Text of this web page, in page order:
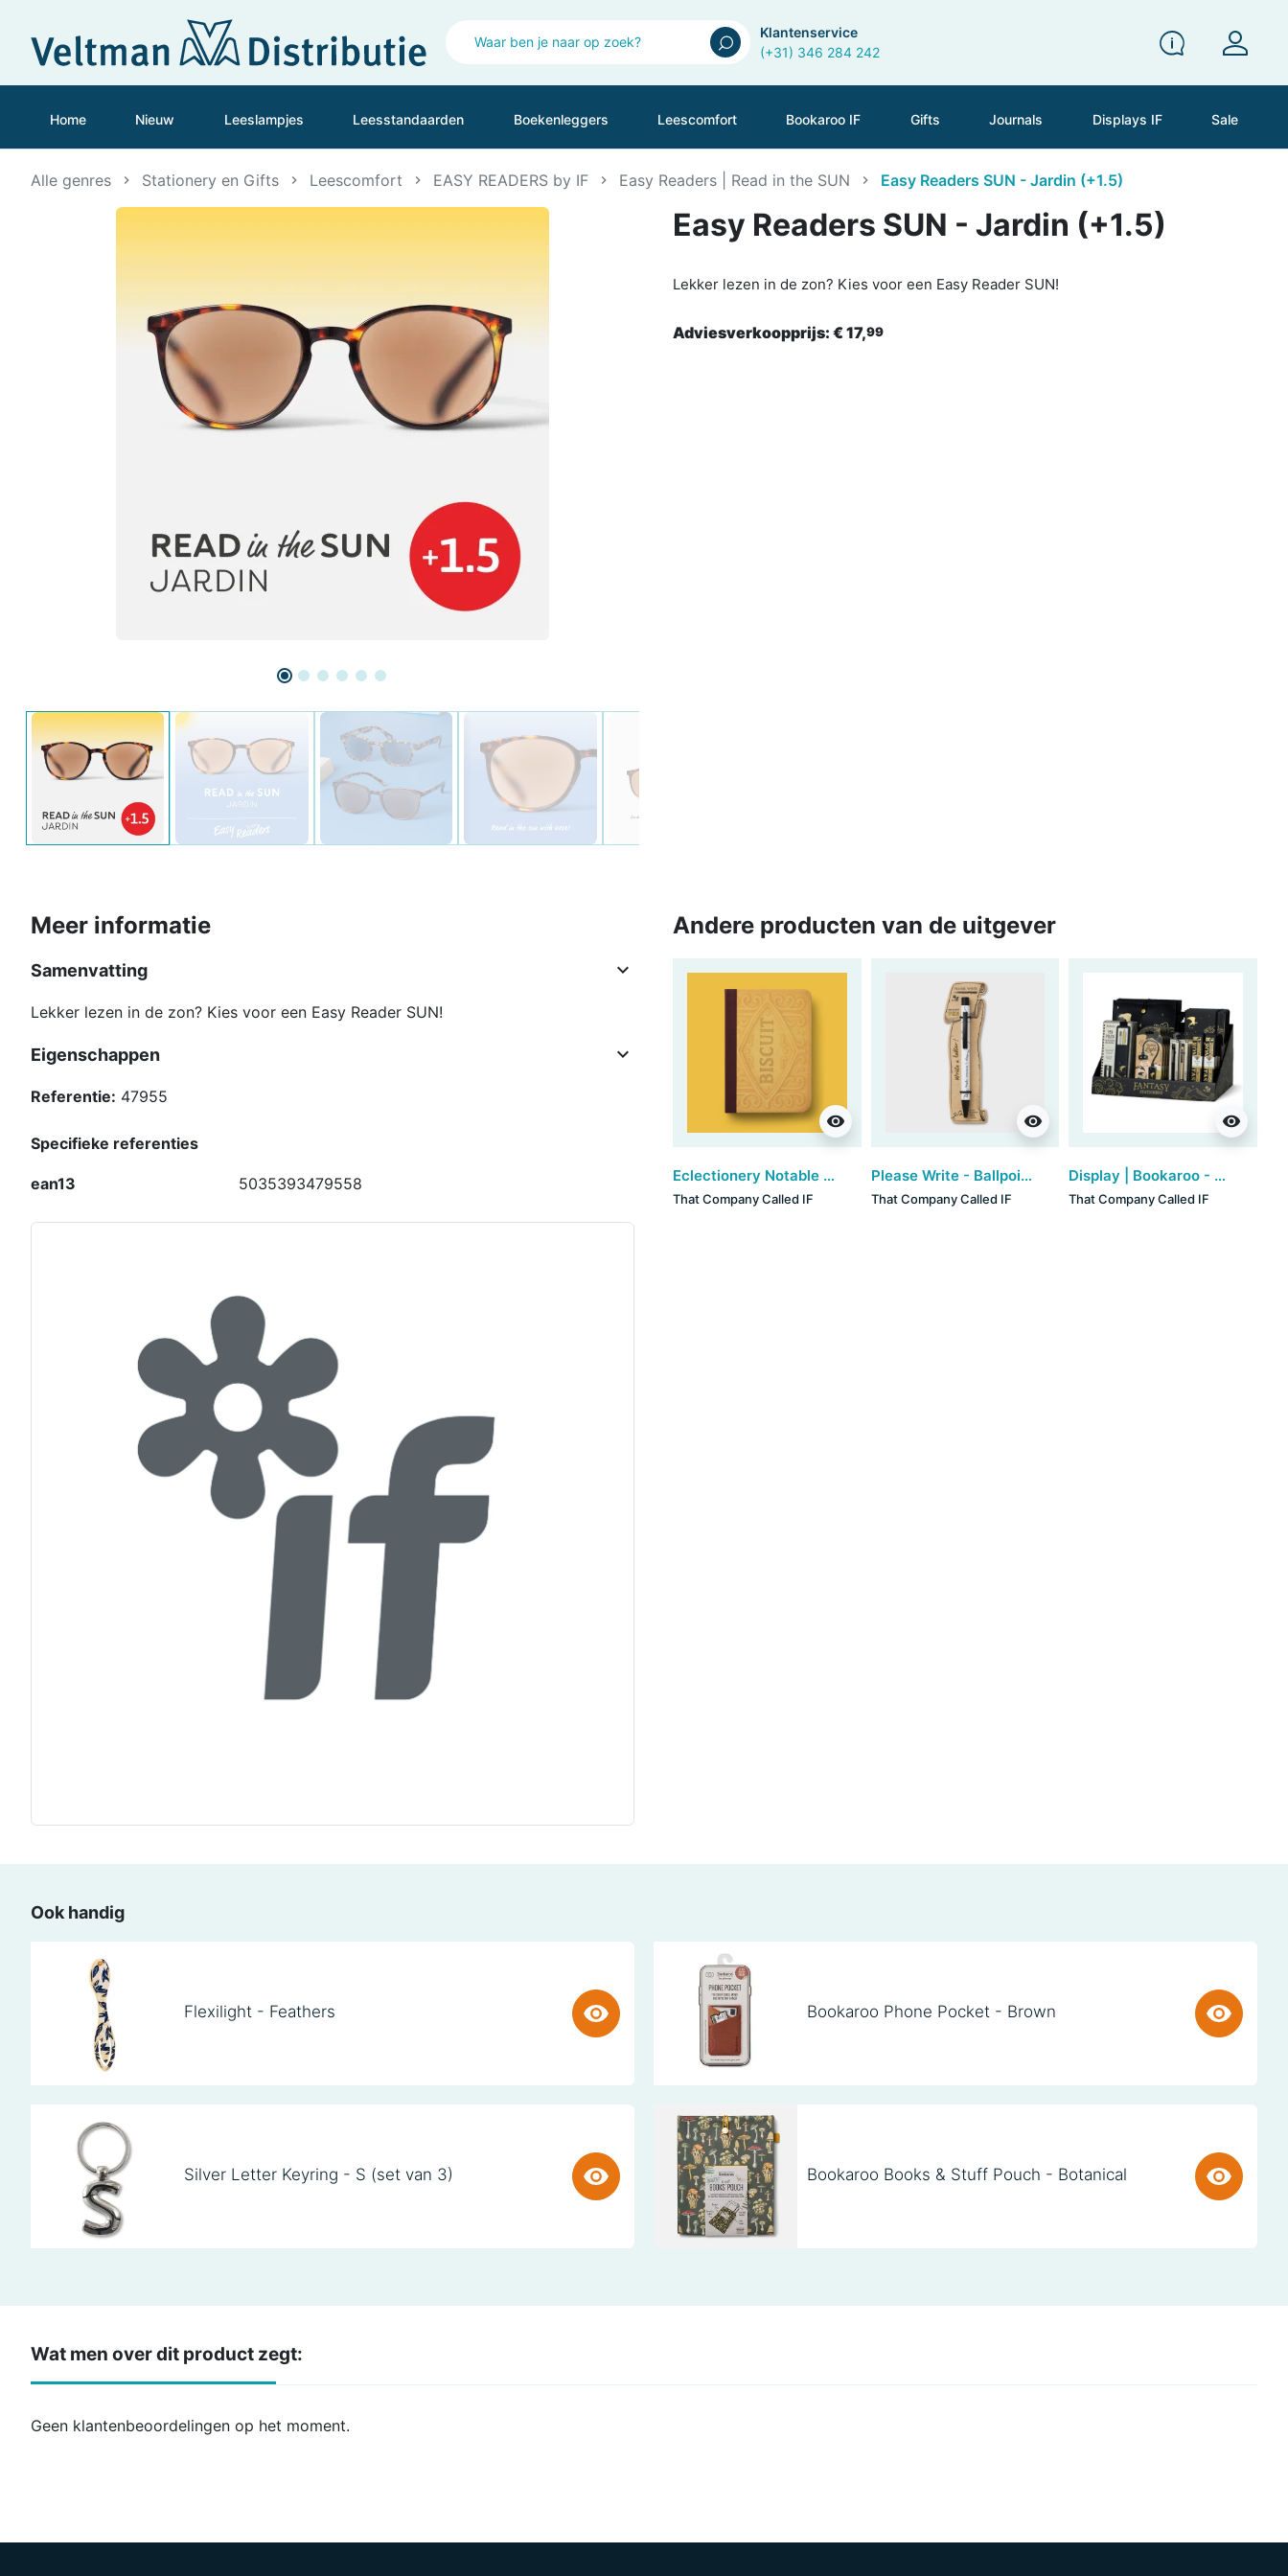
Klantenservice
(+31) 346 284 242
Home Nieuw Leeslampjes Leesstandaarden Boekenleggers Leescomfort Bookaroo IF Gifts Journals Displays IF Sale
Alle genres Stationery en Gifts Leescomfort EASY READERS by IF Easy Readers | Read in the SUN Easy Readers SUN - Jardin (+1.5)
Easy Readers SUN - Jardin (+1.5)
Lekker lezen in de zon? Kies voor een Easy Reader SUN!
Adviesverkoopprijs: € 17,99
Meer informatie
Samenvatting 
Lekker lezen in de zon? Kies voor een Easy Reader SUN!
Eigenschappen 
Referentie: 47955
Specifieke referenties
ean13 5035393479558
Andere producten van de uitgever
visibility
Eclectionery Notable Books - Biscuit
That Company Called IF
visibility
Please Write - Ballpoint Pen (set van 3)
That Company Called IF
visibility
Display | Bookaroo - Fantasy
That Company Called IF
Ook handig
Flexilight - Feathers Bookaroo Phone Pocket - Brown
Silver Letter Keyring - S (set van 3) Bookaroo Books & Stuff Pouch - Botanical
Wat men over dit product zegt:
Geen klantenbeoordelingen op het moment.